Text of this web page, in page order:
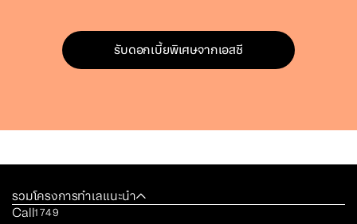
รับดอกเบี้ยพิเศษจากเอสซี
รวมโครงการทำเลแนะนำ
Call1749